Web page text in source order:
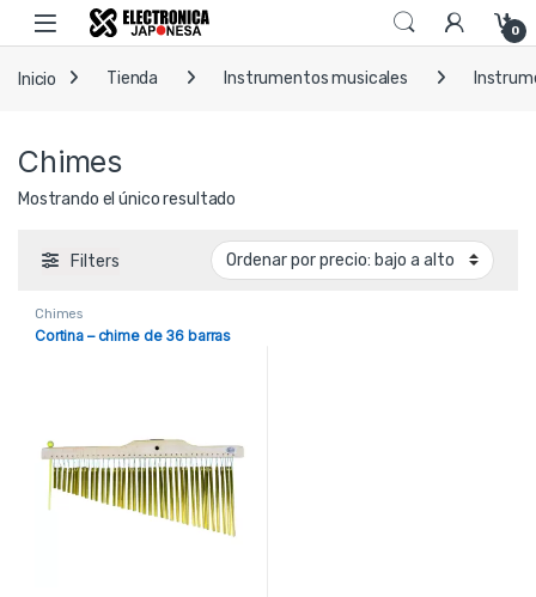
Skip to navigation
Skip to content
Open 0
Inicio Tienda Instrumentos musicales
Chimes
Mostrando el único resultado
Filters
Chimes
Cortina – chime de 36 barras